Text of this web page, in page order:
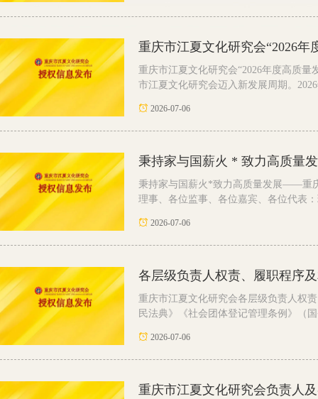
重庆市江夏文化研究会“2026年
重庆市江夏文化研究会“2026年度高质
市江夏文化研究会迈入新发展周期。2026
2026-07-06
秉持家与国薪火*致力高质量发展——重
理事、各位监事、各位嘉宾、各位代表：
2026-07-06
各层级负责人权责、履职程序
重庆市江夏文化研究会各层级负责人权
民法典》《社会团体登记管理条例》（国
2026-07-06
重庆市江夏文化研究会负责人